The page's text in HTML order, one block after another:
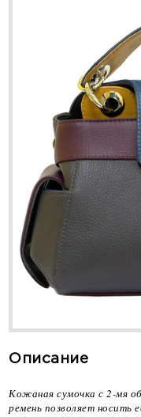
Описание
Кожаная сумочка с 2-мя
ремень позволяет носить